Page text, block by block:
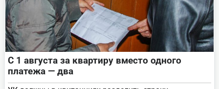
С 1 августа за квартиру вместо одного
платежа — два